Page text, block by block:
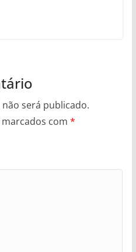
será publicado.
com *